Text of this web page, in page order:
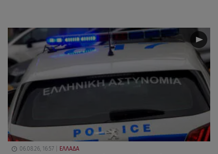
06.08.26, 16:57 ΕΛΛΑΔΑ